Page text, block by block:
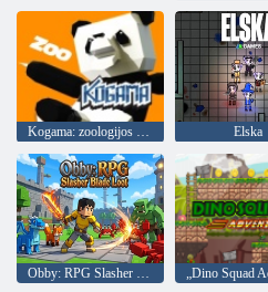
Elska
Obby: RPG Slasher Blade Loot